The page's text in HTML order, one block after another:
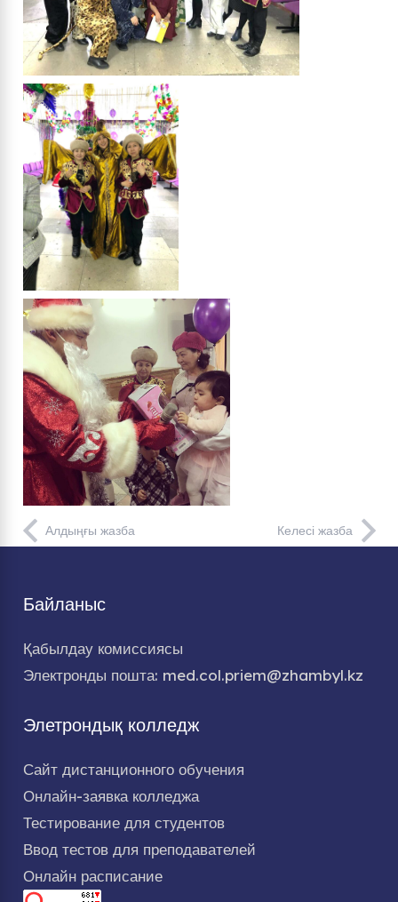
Алдыңғы жазба Келесі жазба
Байланыс
Қабылдау комиссиясы
Электронды пошта: med.col.priem@zhambyl.kz
Элетрондық колледж
Сайт дистанционного обучения
Онлайн-заявка колледжа
Тестирование для студентов
Ввод тестов для преподавателей
Онлайн расписание